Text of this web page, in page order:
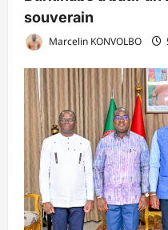
souverain
Marcelin KONVOLBO